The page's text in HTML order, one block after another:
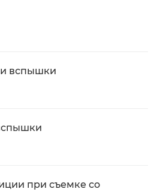
вспышки
при съемке со